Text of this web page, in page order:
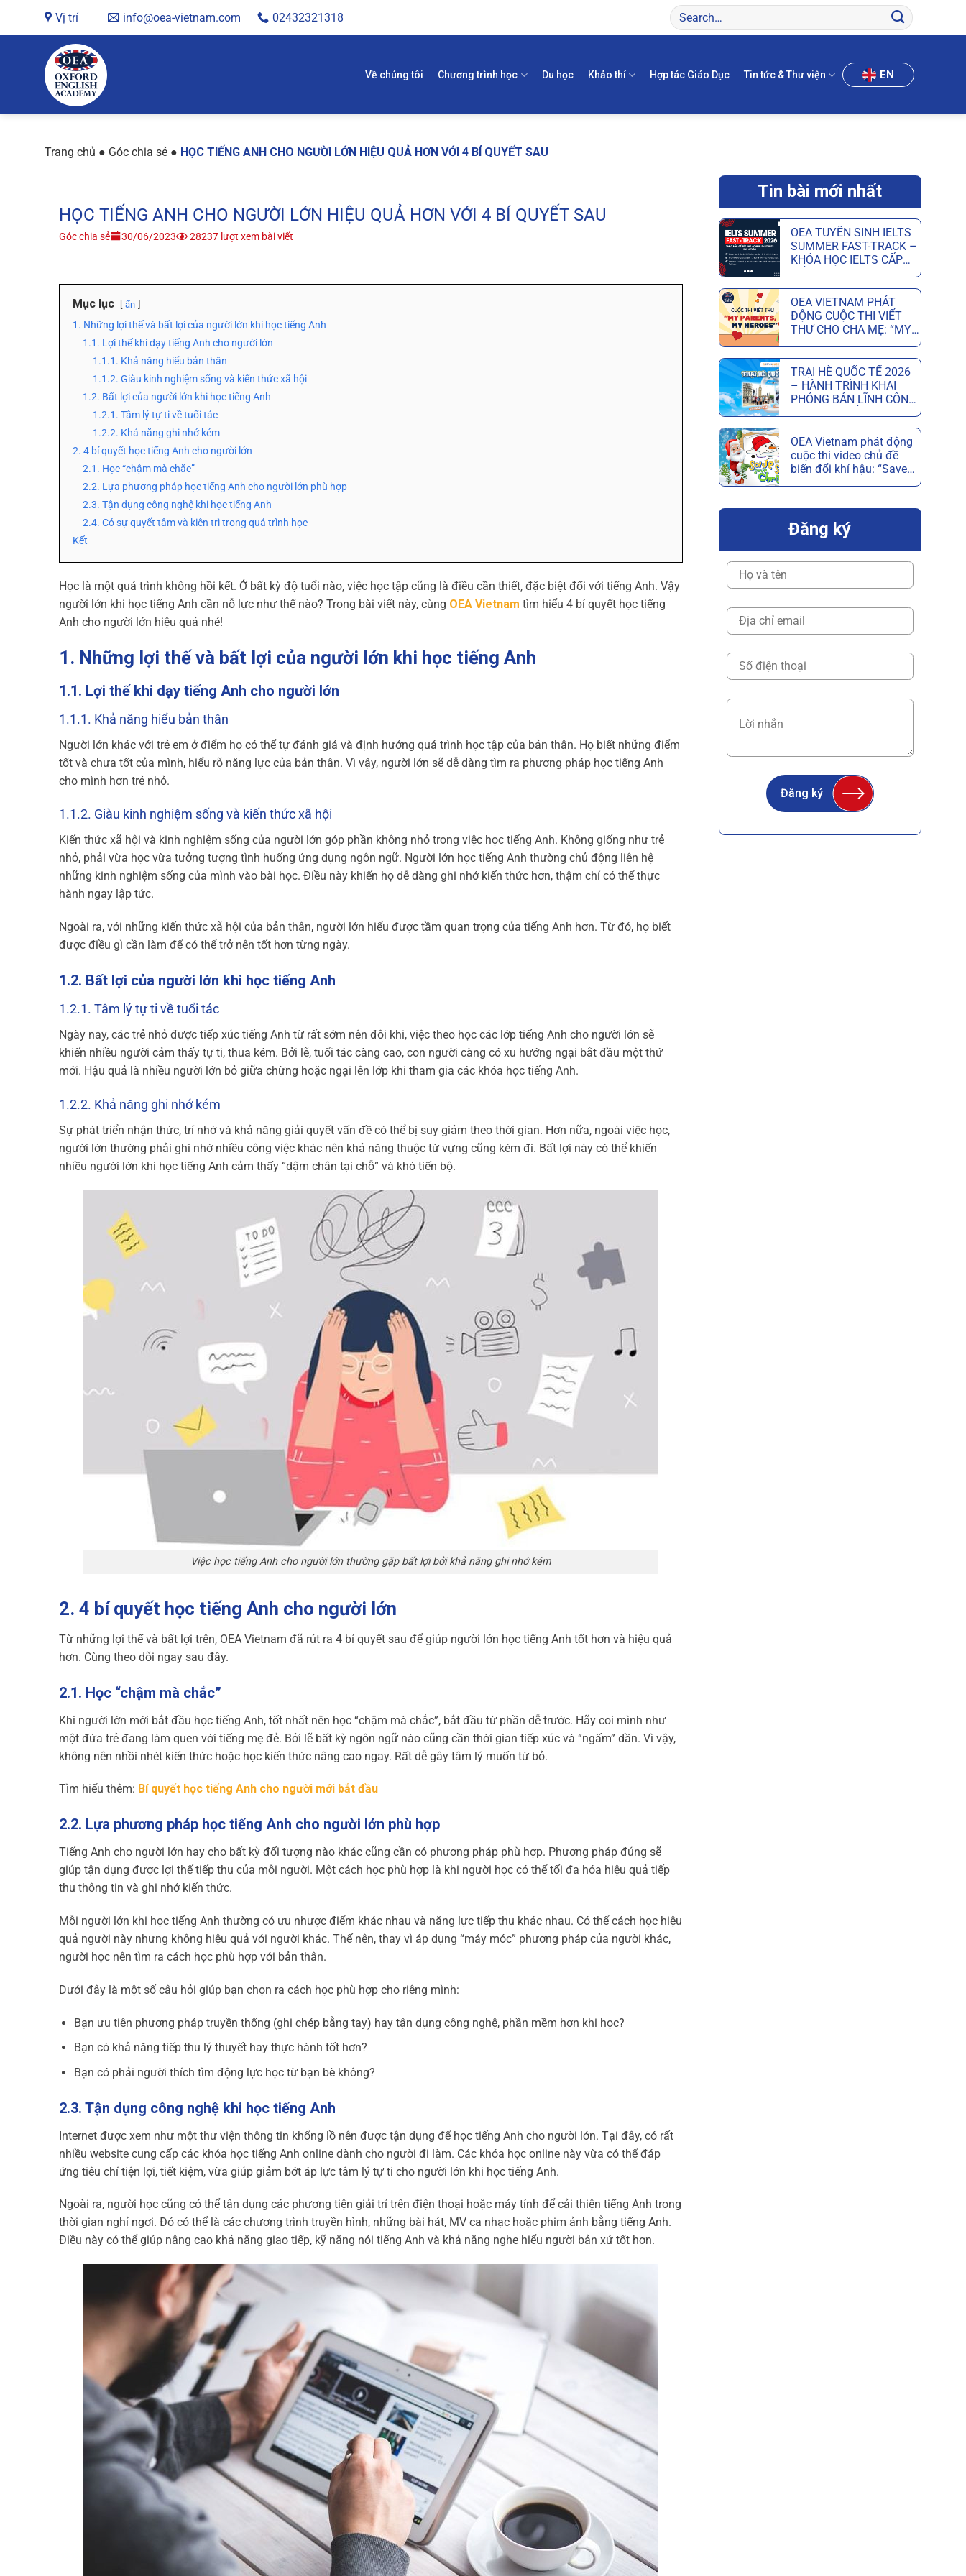
Vị trí info@oea-vietnam.com 02432321318
Về chúng tôi Chương trình học Du học Khảo thí Hợp tác Giáo Dục Tin tức & Thư viện EN
Trang chủ ● Góc chia sẻ ● HỌC TIẾNG ANH CHO NGƯỜI LỚN HIỆU QUẢ HƠN VỚI 4 BÍ QUYẾT SAU
HỌC TIẾNG ANH CHO NGƯỜI LỚN HIỆU QUẢ HƠN VỚI 4 BÍ QUYẾT SAU
Góc chia sẻ 30/06/2023 28237 lượt xem bài viết
Mục lục ẩn
1. Những lợi thế và bất lợi của người lớn khi học tiếng Anh
1.1. Lợi thế khi dạy tiếng Anh cho người lớn
1.1.1. Khả năng hiểu bản thân
1.1.2. Giàu kinh nghiệm sống và kiến thức xã hội
1.2. Bất lợi của người lớn khi học tiếng Anh
1.2.1. Tâm lý tự ti về tuổi tác
1.2.2. Khả năng ghi nhớ kém
2. 4 bí quyết học tiếng Anh cho người lớn
2.1. Học “chậm mà chắc”
2.2. Lựa phương pháp học tiếng Anh cho người lớn phù hợp
2.3. Tận dụng công nghệ khi học tiếng Anh
2.4. Có sự quyết tâm và kiên trì trong quá trình học
Kết
Học là một quá trình không hồi kết. Ở bất kỳ độ tuổi nào, việc học tập cũng là điều cần thiết, đặc biệt đối với tiếng Anh. Vậy
người lớn khi học tiếng Anh cần nỗ lực như thế nào? Trong bài viết này, cùng OEA Vietnam tìm hiểu 4 bí quyết học tiếng
Anh cho người lớn hiệu quả nhé!
1. Những lợi thế và bất lợi của người lớn khi học tiếng Anh
1.1. Lợi thế khi dạy tiếng Anh cho người lớn
1.1.1. Khả năng hiểu bản thân
Người lớn khác với trẻ em ở điểm họ có thể tự đánh giá và định hướng quá trình học tập của bản thân. Họ biết những điểm
tốt và chưa tốt của mình, hiểu rõ năng lực của bản thân. Vì vậy, người lớn sẽ dễ dàng tìm ra phương pháp học tiếng Anh
cho mình hơn trẻ nhỏ.
1.1.2. Giàu kinh nghiệm sống và kiến thức xã hội
Kiến thức xã hội và kinh nghiệm sống của người lớn góp phần không nhỏ trong việc học tiếng Anh. Không giống như trẻ
nhỏ, phải vừa học vừa tưởng tượng tình huống ứng dụng ngôn ngữ. Người lớn học tiếng Anh thường chủ động liên hệ
những kinh nghiệm sống của mình vào bài học. Điều này khiến họ dễ dàng ghi nhớ kiến thức hơn, thậm chí có thể thực
hành ngay lập tức.
Ngoài ra, với những kiến thức xã hội của bản thân, người lớn hiểu được tầm quan trọng của tiếng Anh hơn. Từ đó, họ biết
được điều gì cần làm để có thể trở nên tốt hơn từng ngày.
1.2. Bất lợi của người lớn khi học tiếng Anh
1.2.1. Tâm lý tự ti về tuổi tác
Ngày nay, các trẻ nhỏ được tiếp xúc tiếng Anh từ rất sớm nên đôi khi, việc theo học các lớp tiếng Anh cho người lớn sẽ
khiến nhiều người cảm thấy tự ti, thua kém. Bởi lẽ, tuổi tác càng cao, con người càng có xu hướng ngại bắt đầu một thứ
mới. Hậu quả là nhiều người lớn bỏ giữa chừng hoặc ngại lên lớp khi tham gia các khóa học tiếng Anh.
1.2.2. Khả năng ghi nhớ kém
Sự phát triển nhận thức, trí nhớ và khả năng giải quyết vấn đề có thể bị suy giảm theo thời gian. Hơn nữa, ngoài việc học,
người lớn thường phải ghi nhớ nhiều công việc khác nên khả năng thuộc từ vựng cũng kém đi. Bất lợi này có thể khiến
nhiều người lớn khi học tiếng Anh cảm thấy “dậm chân tại chỗ” và khó tiến bộ.
Việc học tiếng Anh cho người lớn thường gặp bất lợi bởi khả năng ghi nhớ kém
2. 4 bí quyết học tiếng Anh cho người lớn
Từ những lợi thế và bất lợi trên, OEA Vietnam đã rút ra 4 bí quyết sau để giúp người lớn học tiếng Anh tốt hơn và hiệu quả
hơn. Cùng theo dõi ngay sau đây.
2.1. Học “chậm mà chắc”
Khi người lớn mới bắt đầu học tiếng Anh, tốt nhất nên học “chậm mà chắc”, bắt đầu từ phần dễ trước. Hãy coi mình như
một đứa trẻ đang làm quen với tiếng mẹ đẻ. Bởi lẽ bất kỳ ngôn ngữ nào cũng cần thời gian tiếp xúc và “ngấm” dần. Vì vậy,
không nên nhồi nhét kiến thức hoặc học kiến thức nâng cao ngay. Rất dễ gây tâm lý muốn từ bỏ.
Tìm hiểu thêm: Bí quyết học tiếng Anh cho người mới bắt đầu
2.2. Lựa phương pháp học tiếng Anh cho người lớn phù hợp
Tiếng Anh cho người lớn hay cho bất kỳ đối tượng nào khác cũng cần có phương pháp phù hợp. Phương pháp đúng sẽ
giúp tận dụng được lợi thế tiếp thu của mỗi người. Một cách học phù hợp là khi người học có thể tối đa hóa hiệu quả tiếp
thu thông tin và ghi nhớ kiến thức.
Mỗi người lớn khi học tiếng Anh thường có ưu nhược điểm khác nhau và năng lực tiếp thu khác nhau. Có thể cách học hiệu
quả người này nhưng không hiệu quả với người khác. Thế nên, thay vì áp dụng “máy móc” phương pháp của người khác,
người học nên tìm ra cách học phù hợp với bản thân.
Dưới đây là một số câu hỏi giúp bạn chọn ra cách học phù hợp cho riêng mình:
Bạn ưu tiên phương pháp truyền thống (ghi chép bằng tay) hay tận dụng công nghệ, phần mềm hơn khi học?
Bạn có khả năng tiếp thu lý thuyết hay thực hành tốt hơn?
Bạn có phải người thích tìm động lực học từ bạn bè không?
2.3. Tận dụng công nghệ khi học tiếng Anh
Internet được xem như một thư viện thông tin khổng lồ nên được tận dụng để học tiếng Anh cho người lớn. Tại đây, có rất
nhiều website cung cấp các khóa học tiếng Anh online dành cho người đi làm. Các khóa học online này vừa có thể đáp
ứng tiêu chí tiện lợi, tiết kiệm, vừa giúp giảm bớt áp lực tâm lý tự ti cho người lớn khi học tiếng Anh.
Ngoài ra, người học cũng có thể tận dụng các phương tiện giải trí trên điện thoại hoặc máy tính để cải thiện tiếng Anh trong
thời gian nghỉ ngơi. Đó có thể là các chương trình truyền hình, những bài hát, MV ca nhạc hoặc phim ảnh bằng tiếng Anh.
Điều này có thể giúp nâng cao khả năng giao tiếp, kỹ năng nói tiếng Anh và khả năng nghe hiểu người bản xứ tốt hơn.
Tin bài mới nhất
OEA TUYỂN SINH IELTS
SUMMER FAST-TRACK –
KHÓA HỌC IELTS CẤP
TIÊU CHỈ SAU 6 TUẦN
OEA VIETNAM PHÁT
ĐỘNG CUỘC THI VIẾT
THƯ CHO CHA MẸ: “MY
MỪNG NGÀY CỦA CHA
VÀ NGÀY CỦA MẸ
TRẠI HÈ QUỐC TẾ 2026
– HÀNH TRÌNH KHAI
PHÓNG BẢN LĨNH CÔNG
OEA Vietnam phát động
cuộc thi video chủ đề
biến đổi khí hậu: “Save
Đăng ký
Đăng ký